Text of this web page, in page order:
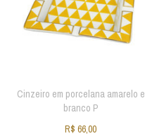
Cinzeiro em porcelana amarelo e
branco P
R$ 66,00